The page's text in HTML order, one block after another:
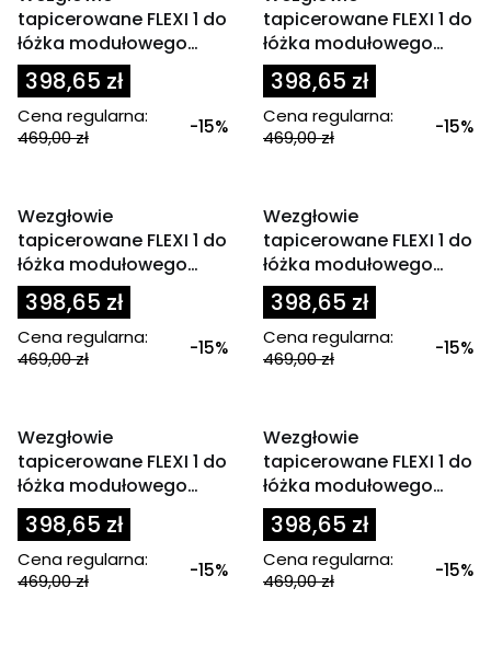
tapicerowane FLEXI 1 do
łóżka modułowego
90x200 cm zagłówek
miętowe
398,65 zł
Cena regularna:
469,00 zł
-15%
tapicerowane FLEXI 1 do
łóżka modułowego
90x200 cm zagłówek
miodowy
398,65 zł
Cena regularna:
469,00 zł
-15%
Wezgłowie
tapicerowane FLEXI 1 do
łóżka modułowego
90x200 cm zagłówek
niebieski
398,65 zł
Cena regularna:
469,00 zł
-15%
Wezgłowie
tapicerowane FLEXI 1 do
łóżka modułowego
90x200 cm zagłówek
różowy
398,65 zł
Cena regularna:
469,00 zł
-15%
Wezgłowie
tapicerowane FLEXI 1 do
łóżka modułowego
90x200 cm zagłówek
szary
398,65 zł
Cena regularna:
469,00 zł
-15%
Wezgłowie
tapicerowane FLEXI 1 do
łóżka modułowego
90x200 cm zagłówek
zielony
398,65 zł
Cena regularna:
469,00 zł
-15%